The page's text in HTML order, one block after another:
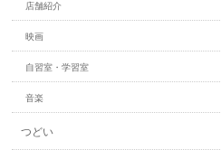
店舗紹介
映画
自習室・学習室
音楽
つどい